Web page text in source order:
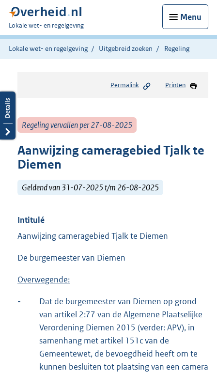
Menu
U
bent
hier:
Lokale wet- en regelgeving
Lokale wet- en regelgeving Uitgebreid zoeken Regeling
Permalink Printen
Regeling vervallen per 27-08-2025
Aanwijzing cameragebied Tjalk te
Diemen
Geldend van 31-07-2025 t/m 26-08-2025
Intitulé
Aanwijzing cameragebied Tjalk te Diemen
De burgemeester van Diemen
Overwegende:
-
Dat de burgemeester van Diemen op grond
van artikel 2:77 van de Algemene Plaatselijke
Verordening Diemen 2015 (verder: APV), in
samenhang met artikel 151c van de
Gemeentewet, de bevoegdheid heeft om te
kunnen besluiten tot plaatsing van een camera